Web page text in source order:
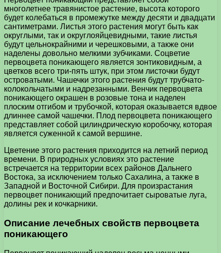
многолетнее травянистое растение, высота которого
будет колебаться в промежутке между десяти и двадцати
сантиметрами. Листья этого растения могут быть как
округлыми, так и округлояйцевидными, такие листья
будут цельнокрайними и черешковыми, а также они
наделены довольно мелкими зубчиками. Соцветие
первоцвета поникающего является зонтиковидным, а
цветков всего три-пять штук, при этом листочки будут
островатыми. Чашечки этого растения будут трубчато-
колокольчатыми и надрезанными. Венчик первоцвета
поникающего окрашен в розовые тона и наделен
плоским отгибом и трубочкой, которая оказывается вдвое
длиннее самой чашечки. Плод первоцвета поникающего
представляет собой цилиндрическую коробочку, которая
является суженной к самой вершине.
Цветение этого растения приходится на летний период
времени. В природных условиях это растение
встречается на территории всех районов Дальнего
Востока, за исключением только Сахалина, а также в
Западной и Восточной Сибири. Для произрастания
первоцвет поникающий предпочитает сыроватые луга,
долины рек и кочкарники.
Описание лечебных свойств первоцвета
поникающего